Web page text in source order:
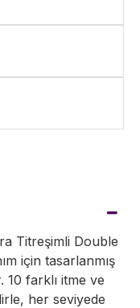
Titreşimli Double
için tasarlanmış
farklı itme ve
her seviyede